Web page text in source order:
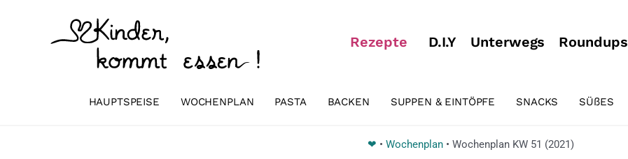
Rezepte D.I.Y Unterwegs Roundups
HAUPTSPEISE WOCHENPLAN PASTA BACKEN SUPPEN & EINTÖPFE SNACKS SÜßES
❤ • Wochenplan• Wochenplan KW 51 (2021)